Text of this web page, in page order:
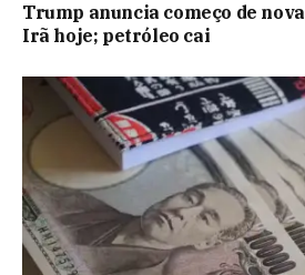
Trump anuncia começo de
Irã hoje; petróleo cai